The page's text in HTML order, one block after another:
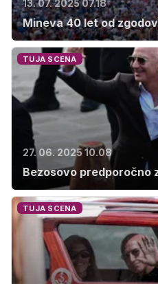
13. 07. 2025 07.18
Mineva 40 let od
TUJA SCENA
27. 06. 2025 10.08
Bezosovo predporočno
TUJA SCENA